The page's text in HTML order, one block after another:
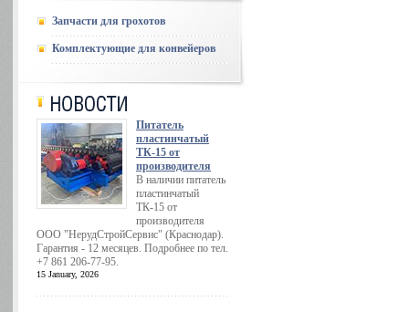
Запчасти для грохотов
Комплектующие для конвейеров
Питатель
пластинчатый
ТК-15 от
производителя
В наличии питатель
пластинчатый
ТК-15 от
производителя
ООО "НерудСтройСервис" (Краснодар).
Гарантия - 12 месяцев. Подробнее по тел.
+7 861 206-77-95.
15 January, 2026